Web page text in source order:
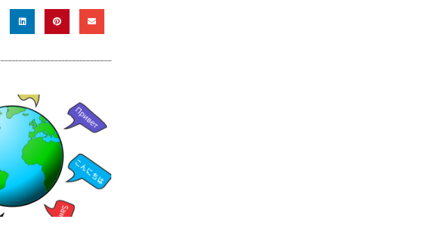
do
góry
aby
zwiększyć
lub
zmniejszyć
głośność.